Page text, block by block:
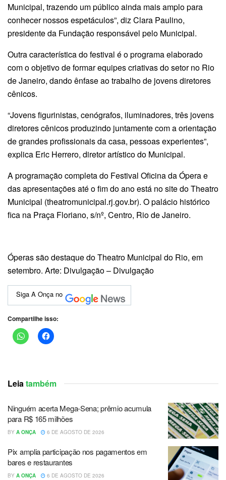
Municipal, trazendo um público ainda mais amplo para
conhecer nossos espetáculos”, diz Clara Paulino,
presidente da Fundação responsável pelo Municipal.
Outra característica do festival é o programa elaborado
com o objetivo de formar equipes criativas do setor no Rio
de Janeiro, dando ênfase ao trabalho de jovens diretores
cênicos.
“Jovens figurinistas, cenógrafos, iluminadores, três jovens
diretores cênicos produzindo juntamente com a orientação
de grandes profissionais da casa, pessoas experientes”,
explica Eric Herrero, diretor artístico do Municipal.
A programação completa do Festival Oficina da Ópera e
das apresentações até o fim do ano está no site do Theatro
Municipal (theatromunicipal.rj.gov.br). O palácio histórico
fica na Praça Floriano, s/nº, Centro, Rio de Janeiro.
Óperas são destaque do Theatro Municipal do Rio, em
setembro. Arte: Divulgação – Divulgação
Siga A Onça no
Compartilhe isso:
Leia também
Ninguém acerta Mega-Sena; prêmio acumula
para R$ 165 milhões
BY A ONÇA 6 DE AGOSTO DE 2026
Pix amplia participação nos pagamentos em
bares e restaurantes
BY A ONÇA 6 DE AGOSTO DE 2026